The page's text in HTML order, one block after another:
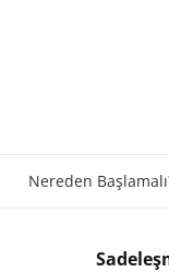
Nereden